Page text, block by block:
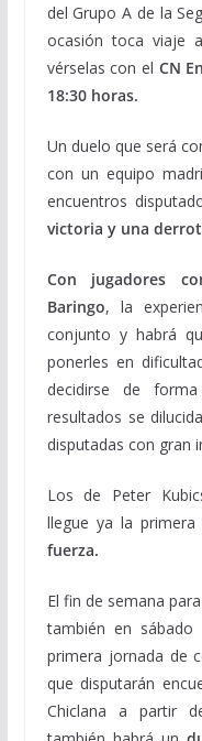
del Grupo A de la
ocasión toca viaje
vérselas con el CN
18:30 horas.
Un duelo que será
con un equipo
encuentros
victoria y una
Con jugadores
Baringo, la
conjunto y habrá
ponerles en
decidirse de
resultados se
disputadas con gran
Los de Peter
llegue ya la
fuerza.
El fin de semana
también en sábado
primera jornada de
que disputarán
Chiclana a partir